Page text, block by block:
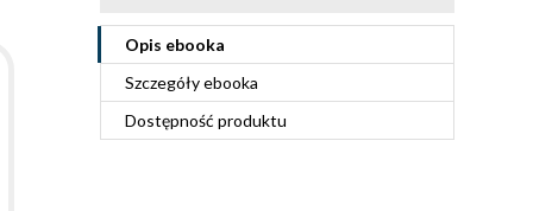
Opis ebooka
Szczegółyebooka
Dostępność produktu